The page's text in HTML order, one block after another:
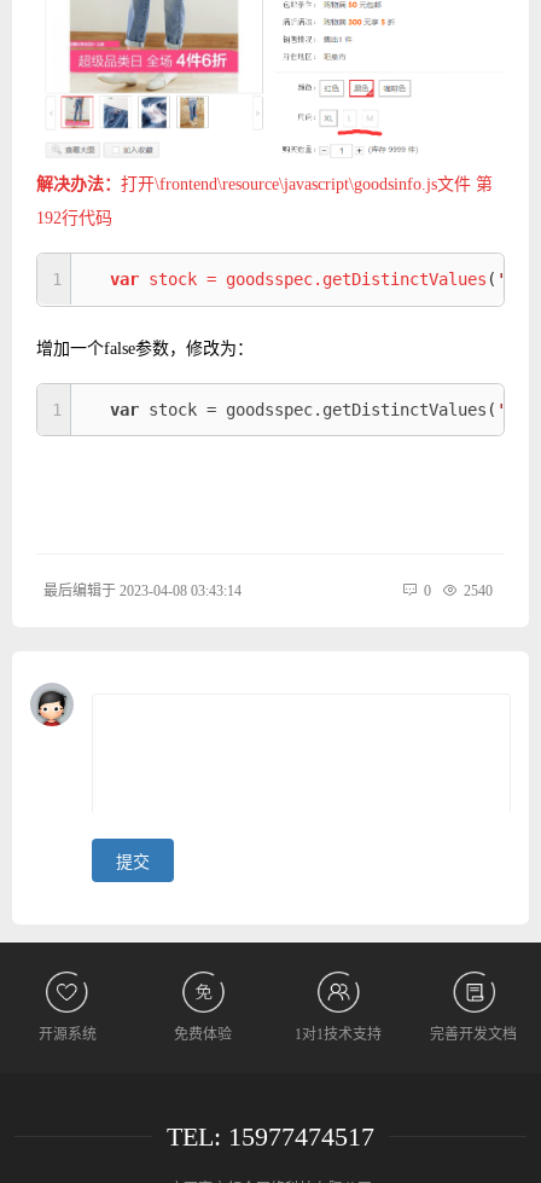
解决办法： 打开\frontend\resource\javascript\goodsinfo.js文件 第
192行代码
var stock = goodsspec. getDistinctValues ( '
1
增加一个false参数，修改为：
var stock = goodsspec. getDistinctValues ( '
1
最后编辑于 2023-04-08 03:43:14 0 2540
开源系统 免费体验 1对1技术支持 完善开发文档
TEL: 15977474517